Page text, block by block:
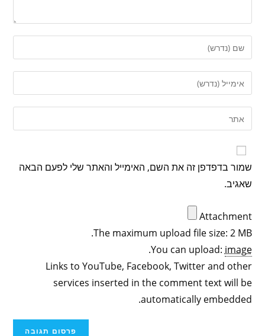
שמור בדפדפן זה את השם, האימייל והאתר שלי לפעם הבאה
שאגיב.
Attachment
The maximum upload file size: 2 MB.
You can upload: image
.
Links to YouTube, Facebook, Twitter and other
services inserted in the comment text will be
automatically embedded.